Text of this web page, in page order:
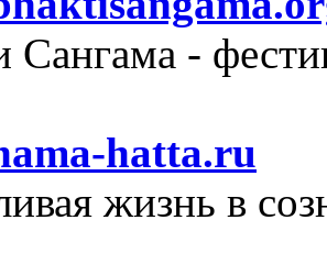
Сангама -
hatta.ru
жизнь в